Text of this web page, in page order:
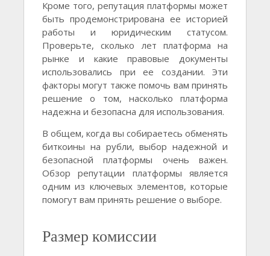
Кроме того, репутация платформы может
быть продемонстрирована ее историей
работы и юридическим статусом.
Проверьте, сколько лет платформа на
рынке и какие правовые документы
использовались при ее создании. Эти
факторы могут также помочь вам принять
решение о том, насколько платформа
надежна и безопасна для использования.
В общем, когда вы собираетесь обменять
биткоины на рубли, выбор надежной и
безопасной платформы очень важен.
Обзор репутации платформы является
одним из ключевых элементов, которые
помогут вам принять решение о выборе.
Размер комиссии